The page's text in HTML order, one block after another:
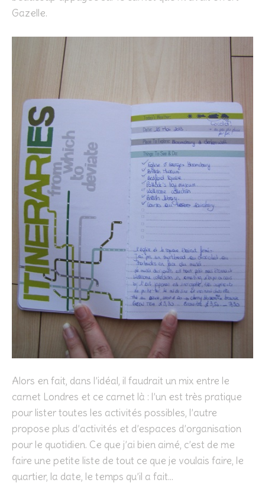
Gazelle.
Alors en fait, dans l’idéal, il faudrait un mix entre le
carnet Londres et ce carnet là : l’un est très pratique
pour lister toutes les activités possibles, l’autre
propose plus d’activités et d’espaces d’organisation
pour le quotidien. Ce que j’ai bien aimé, c’est de me
faire une petite liste de tout ce que je voulais faire, le
quartier, la date, le temps qu’il a fait…